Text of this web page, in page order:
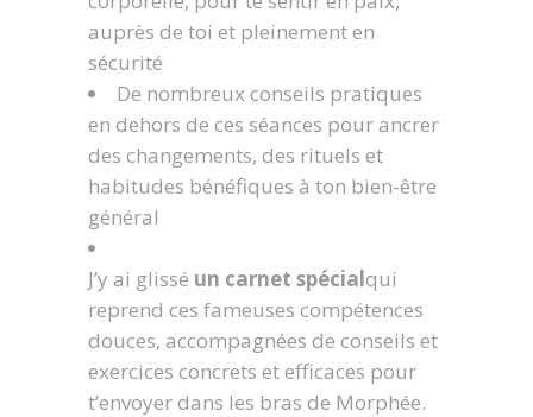
auprès de toi et pleinement en
sécurité
De nombreux conseils pratiques
en dehors de ces séances pour ancrer
des changements, des rituels et
habitudes bénéfiques à ton bien-être
général
J’y ai glissé un carnet spécialqui
reprend ces fameuses compétences
douces, accompagnées de conseils et
exercices concrets et efficaces pour
t’envoyer dans les bras de Morphée.